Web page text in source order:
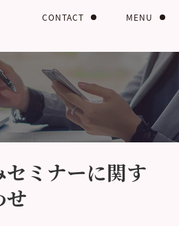
MENU
CONTACT
ミナーに関す
せ